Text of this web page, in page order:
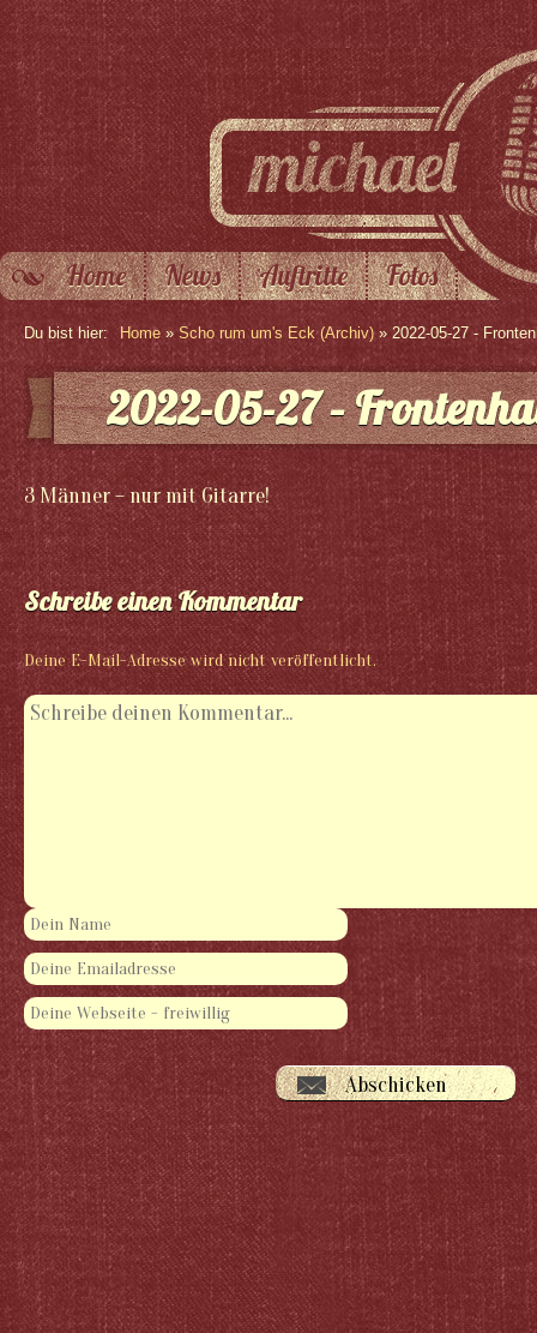
Home News Auftritte Fotos
Du bist hier: Home » Scho rum um's Eck (Archiv) » 2022-05-27 -
2022-05-27 –
3 Männer – nur mit Gitarre!
Schreibe einen Kommentar
Deine E-Mail-Adresse wird nicht veröffentlicht.